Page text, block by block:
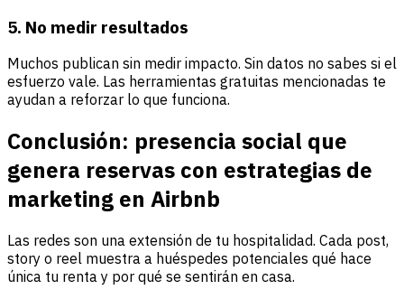
5. No medir resultados
Muchos publican sin medir impacto. Sin datos no sabes si el
esfuerzo vale. Las herramientas gratuitas mencionadas te
ayudan a reforzar lo que funciona.
Conclusión: presencia social que
genera reservas con estrategias de
marketing en Airbnb
Las redes son una extensión de tu hospitalidad. Cada post,
story o reel muestra a huéspedes potenciales qué hace
única tu renta y por qué se sentirán en casa.